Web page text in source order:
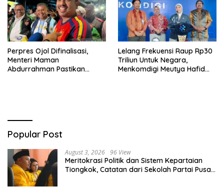
Perpres Ojol Difinalisasi,
Menteri Maman
Abdurrahman Pastikan
Lelang Frekuensi Raup Rp30
Triliun Untuk Negara,
Menkomdigi Meutya Hafid
Popular Post
August 3, 2026 96 View
Meritokrasi Politik dan Sistem Kepartaian
Tiongkok, Catatan dari Sekolah Partai Pusat